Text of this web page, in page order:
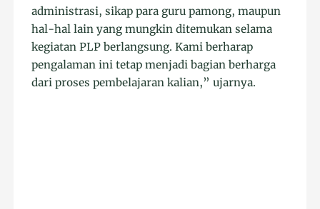
administrasi, sikap para guru pamong, maupun
hal-hal lain yang mungkin ditemukan selama
kegiatan PLP berlangsung. Kami berharap
pengalaman ini tetap menjadi bagian berharga
dari proses pembelajaran kalian,” ujarnya.